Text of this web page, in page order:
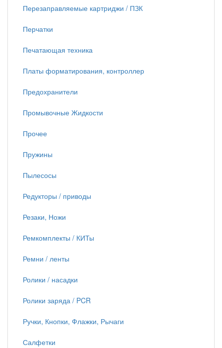
Перезаправляемые картриджи / ПЗК
Перчатки
Печатающая техника
Платы форматирования, контроллер
Предохранители
Промывочные Жидкости
Прочее
Пружины
Пылесосы
Редукторы / приводы
Резаки, Ножи
Ремкомплекты / КИТы
Ремни / ленты
Ролики / насадки
Ролики заряда / PCR
Ручки, Кнопки, Флажки, Рычаги
Салфетки